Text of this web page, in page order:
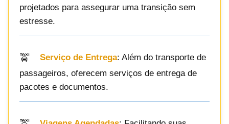
projetados para assegurar uma transição sem
estresse.
Serviço de Entrega: Além do transporte de
passageiros, oferecem serviços de entrega de
pacotes e documentos.